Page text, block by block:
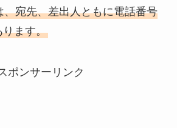
、宛先、差出人ともに電話番号
ります。
ポンサーリンク